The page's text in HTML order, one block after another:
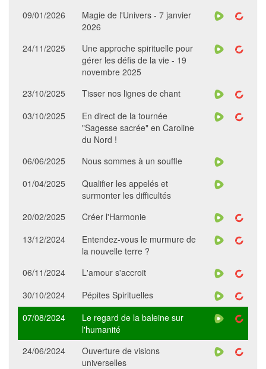
09/01/2026
Magie de l'Univers - 7 janvier
2026
24/11/2025
Une approche spirituelle pour
gérer les défis de la vie - 19
novembre 2025
23/10/2025
Tisser nos lignes de chant
03/10/2025
En direct de la tournée
"Sagesse sacrée" en Caroline
du Nord !
06/06/2025
Nous sommes à un souffle
01/04/2025
Qualifier les appelés et
surmonter les difficultés
20/02/2025
Créer l'Harmonie
13/12/2024
Entendez-vous le murmure de
la nouvelle terre ?
06/11/2024
L'amour s'accroit
30/10/2024
Pépites Spirituelles
07/08/2024
Le regard de la baleine sur
l'humanité
24/06/2024
Ouverture de visions
universelles